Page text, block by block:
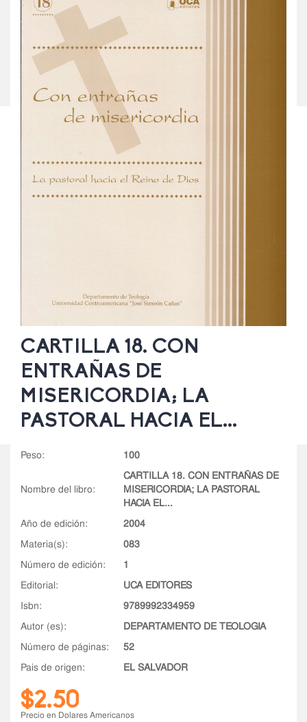
CARTILLA 18. CON
ENTRAÑAS DE
MISERICORDIA; LA
PASTORAL HACIA EL...
peso: 100
nombre del libro:
CARTILLA 18. CON ENTRAÑAS DE
MISERICORDIA; LA PASTORAL
HACIA EL...
año de edición:
2004
materia(s):
083
número de edición:
1
editorial:
UCA EDITORES
isbn:
9789992334959
autor (es):
DEPARTAMENTO DE TEOLOGIA
número de páginas:
52
pais de origen:
EL SALVADOR
$2.50
Precio en Dolares Americanos